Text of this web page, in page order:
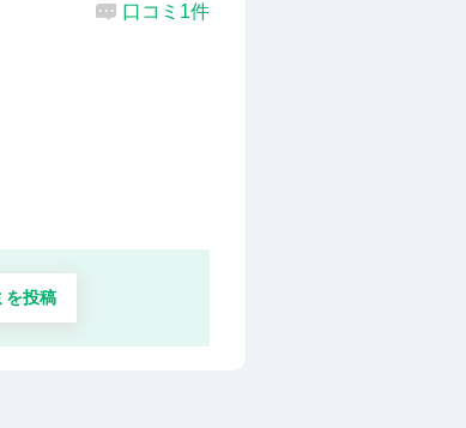
口コミ1件
を投稿